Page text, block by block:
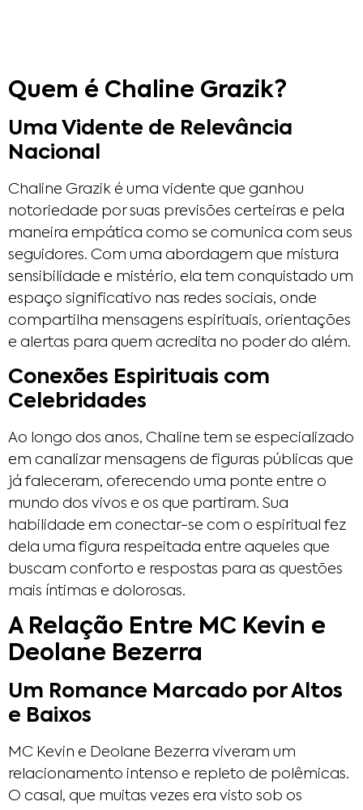
Quem é Chaline Grazik?
Uma Vidente de Relevância
Nacional
Chaline Grazik é uma vidente que ganhou
notoriedade por suas previsões certeiras e pela
maneira empática como se comunica com seus
seguidores. Com uma abordagem que mistura
sensibilidade e mistério, ela tem conquistado um
espaço significativo nas redes sociais, onde
compartilha mensagens espirituais, orientações
e alertas para quem acredita no poder do além.
Conexões Espirituais com
Celebridades
Ao longo dos anos, Chaline tem se especializado
em canalizar mensagens de figuras públicas que
já faleceram, oferecendo uma ponte entre o
mundo dos vivos e os que partiram. Sua
habilidade em conectar-se com o espiritual fez
dela uma figura respeitada entre aqueles que
buscam conforto e respostas para as questões
mais íntimas e dolorosas.
A Relação Entre MC Kevin e
Deolane Bezerra
Um Romance Marcado por Altos
e Baixos
MC Kevin e Deolane Bezerra viveram um
relacionamento intenso e repleto de polêmicas.
O casal, que muitas vezes era visto sob os